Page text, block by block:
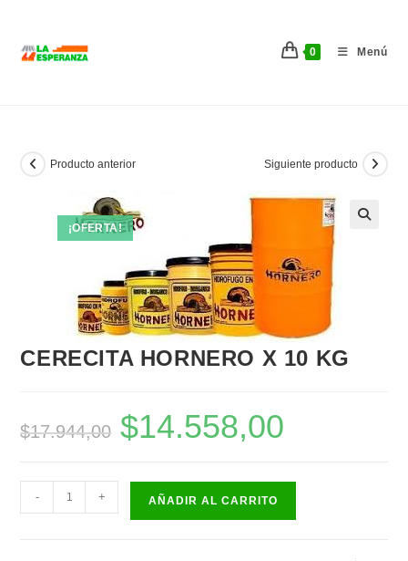
contenido
0 Menú
¡OFERTA!
Producto anterior Siguiente producto
CERECITA HORNERO X 10 KG
$17.944,00
El
precio
original
$14.558,00
CERECITA
HORNERO
- + AÑADIR AL CARRITO